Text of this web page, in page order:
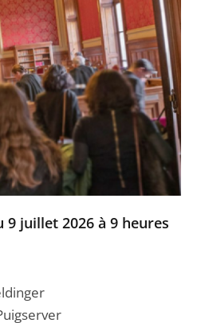
juillet 2026 à 9 heures